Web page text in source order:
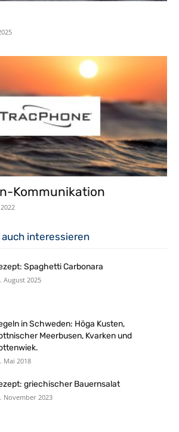
Kommunikation
interessieren
Spaghetti Carbonara
August 2025
in Schweden: Höga Kusten,
Meerbusen, Kvarken und
Mai 2018
griechischer Bauernsalat
November 2023